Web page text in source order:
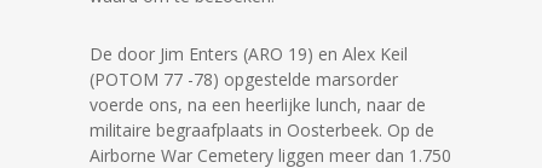
De door Jim Enters (ARO 19) en Alex Keil
(POTOM 77 -78) opgestelde marsorder
voerde ons, na een heerlijke lunch, naar de
militaire begraafplaats in Oosterbeek. Op de
Airborne War Cemetery liggen meer dan 1.750